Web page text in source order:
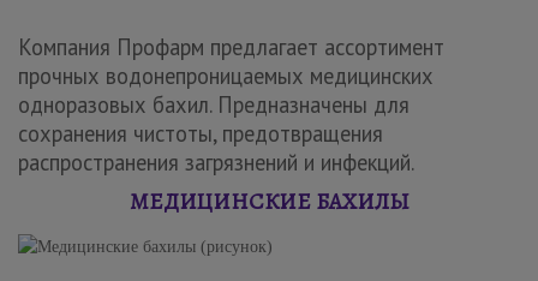
Компания Профарм предлагает ассортимент
прочных водонепроницаемых медицинских
одноразовых бахил. Предназначены для
сохранения чистоты, предотвращения
распространения загрязнений и инфекций.
МЕДИЦИНСКИЕ БАХИЛЫ